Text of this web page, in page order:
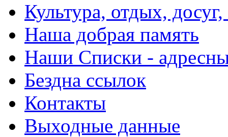
Культура, отдых,
Наша добрая память
Наши Списки -
Бездна ссылок
Контакты
Выходные данные